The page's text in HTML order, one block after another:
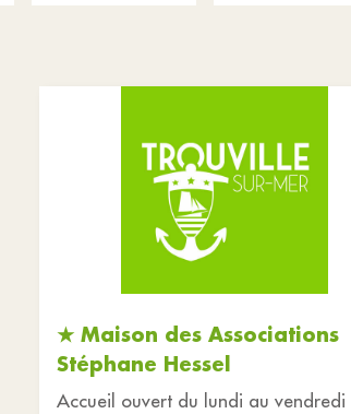
★ Maison des Associations
Stéphane Hessel
Accueil ouvert du lundi au vendredi